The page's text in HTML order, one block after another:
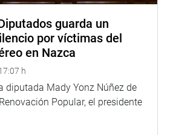
guarda un
por víctimas del
en Nazca
h
diputada Mady Yonz Núñez de
Popular, el presidente